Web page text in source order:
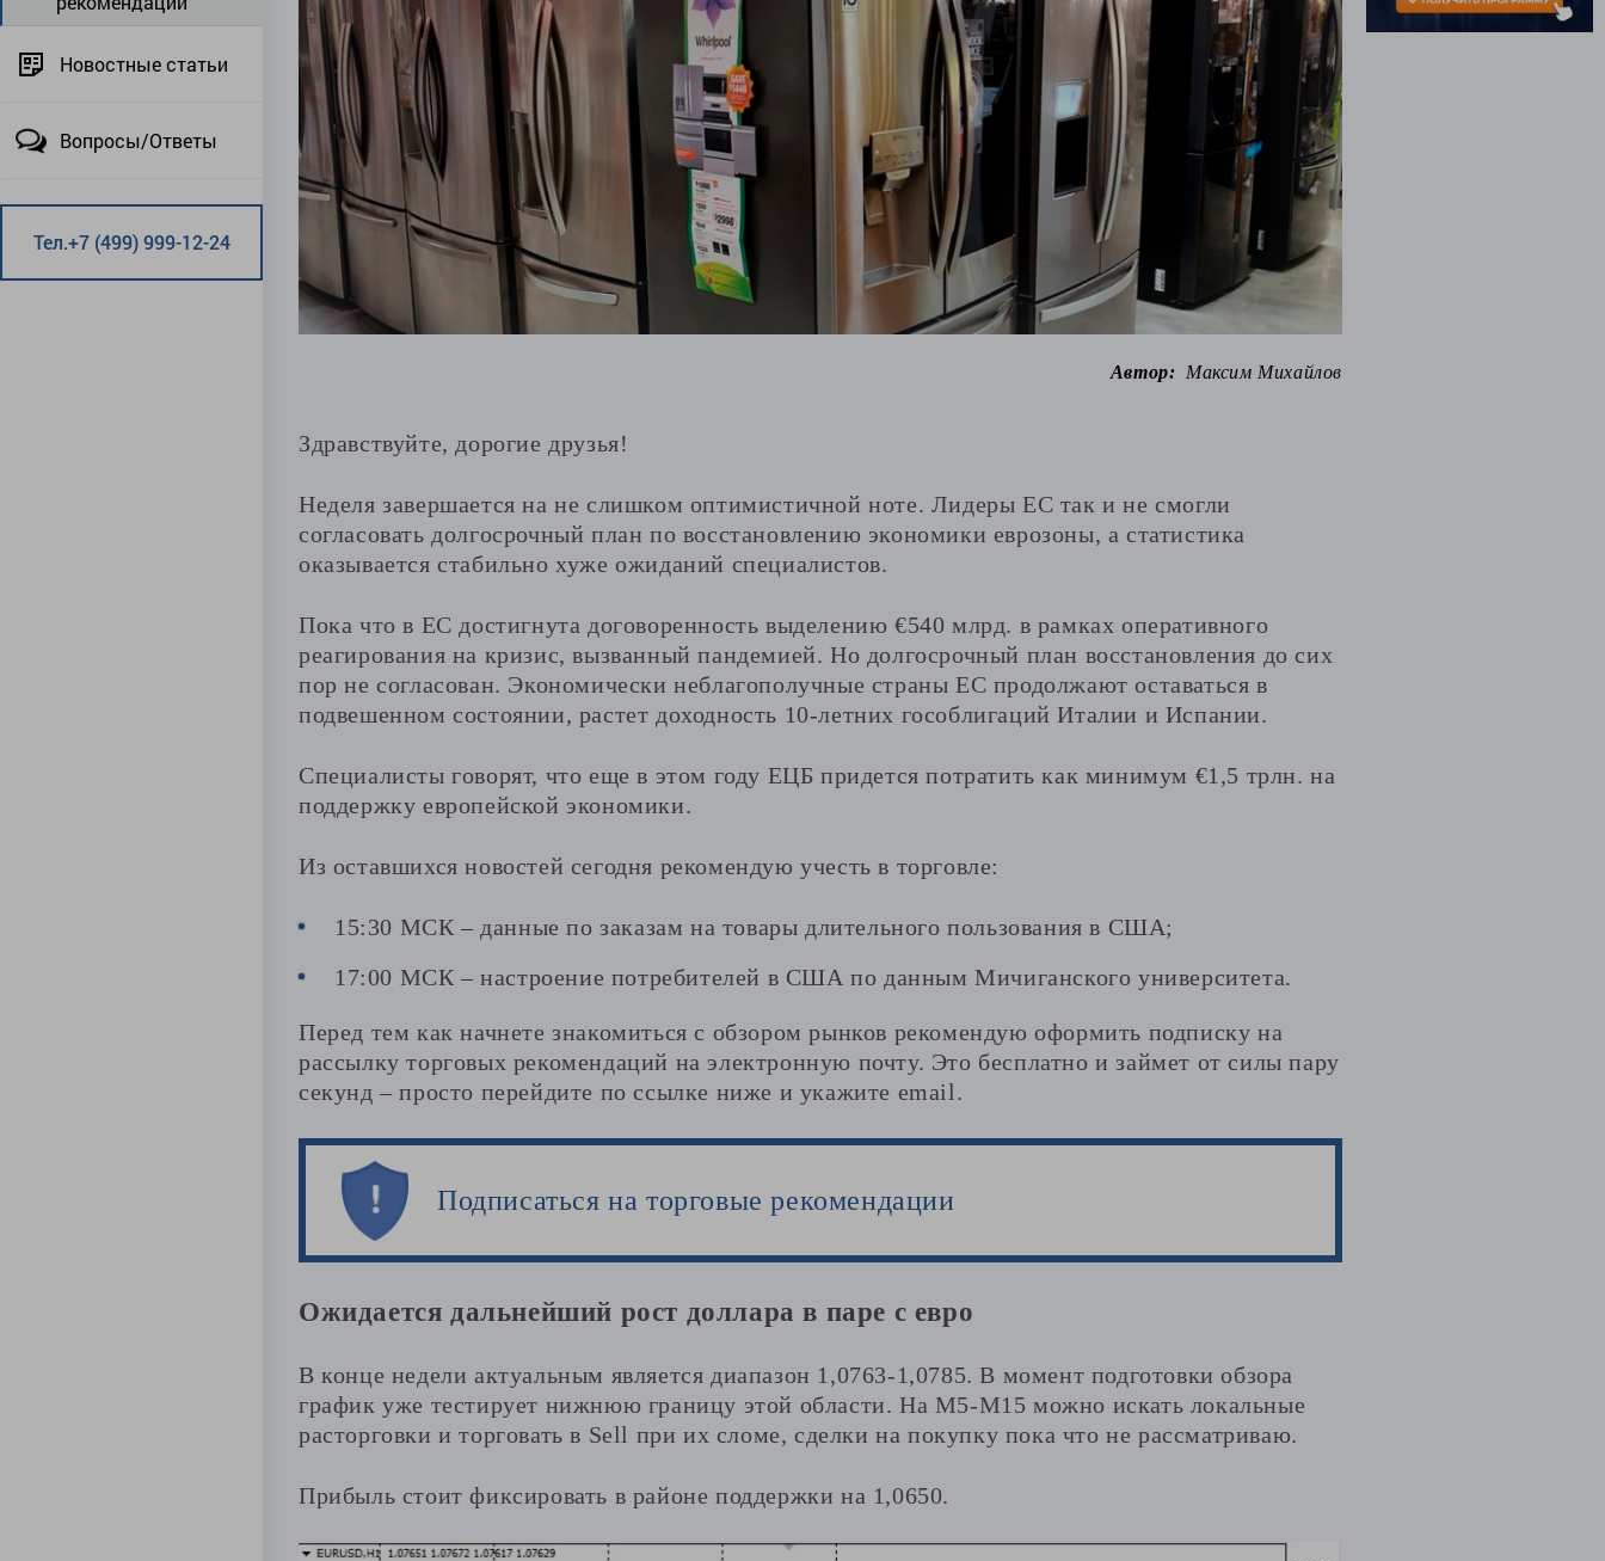
Новостные статьи
Вопросы/Ответы
Тел.+7 (499) 999-12-24
Автор: Максим Михайлов
Здравствуйте, дорогие друзья!
Неделя завершается на не слишком оптимистичной ноте. Лидеры ЕС так и не смогли
согласовать долгосрочный план по восстановлению экономики еврозоны, а статистика
оказывается стабильно хуже ожиданий специалистов.
Пока что в ЕС достигнута договоренность выделению €540 млрд. в рамках оперативного
реагирования на кризис, вызванный пандемией. Но долгосрочный план восстановления до сих
пор не согласован. Экономически неблагополучные страны ЕС продолжают оставаться в
подвешенном состоянии, растет доходность 10-летних гособлигаций Италии и Испании.
Специалисты говорят, что еще в этом году ЕЦБ придется потратить как минимум €1,5 трлн. на
поддержку европейской экономики.
Из оставшихся новостей сегодня рекомендую учесть в торговле:
15:30 МСК – данные по заказам на товары длительного пользования в США;
17:00 МСК – настроение потребителей в США по данным Мичиганского университета.
Перед тем как начнете знакомиться с обзором рынков рекомендую оформить подписку на
рассылку торговых рекомендаций на электронную почту. Это бесплатно и займет от силы пару
секунд – просто перейдите по ссылке ниже и укажите email.
Подписаться на торговые рекомендации
Ожидается дальнейший рост доллара в паре с евро
В конце недели актуальным является диапазон 1,0763-1,0785. В момент подготовки обзора
график уже тестирует нижнюю границу этой области. На М5-М15 можно искать локальные
расторговки и торговать в Sell при их сломе, сделки на покупку пока что не рассматриваю.
Прибыль стоит фиксировать в районе поддержки на 1,0650.